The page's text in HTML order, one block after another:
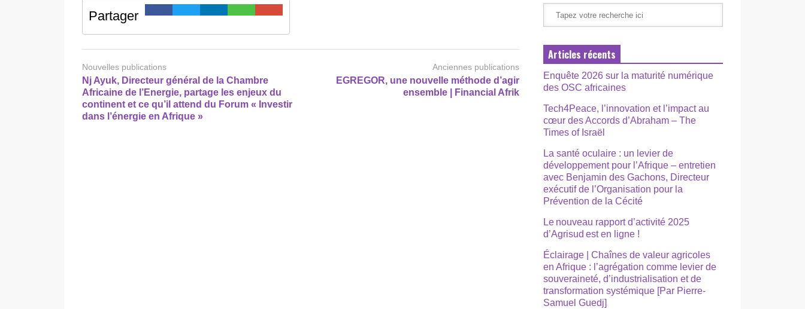
Partager
Nouvelles publications
Nj Ayuk, Directeur général de la Chambre
Africaine de l’Energie, partage les enjeux du
continent et ce qu’il attend du Forum « Investir
dans l’énergie en Afrique »
Anciennes publications
EGREGOR, une nouvelle méthode d’agir
ensemble | Financial Afrik
Articles récents
Enquête 2026 sur la maturité numérique
des OSC africaines
Tech4Peace, l’innovation et l’impact au
cœur des Accords d’Abraham – The
Times of Israël
La santé oculaire : un levier de
développement pour l’Afrique – entretien
avec Benjamin des Gachons, Directeur
exécutif de l’Organisation pour la
Prévention de la Cécité
Le nouveau rapport d’activité 2025
d’Agrisud est en ligne !
Éclairage | Chaînes de valeur agricoles
en Afrique : l’agrégation comme levier de
souveraineté, d’industrialisation et de
transformation systémique [Par Pierre-
Samuel Guedj]